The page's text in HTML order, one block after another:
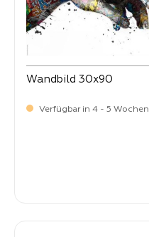
Wandbild 30x90
Verfügbar in 4 - 5 Wochen